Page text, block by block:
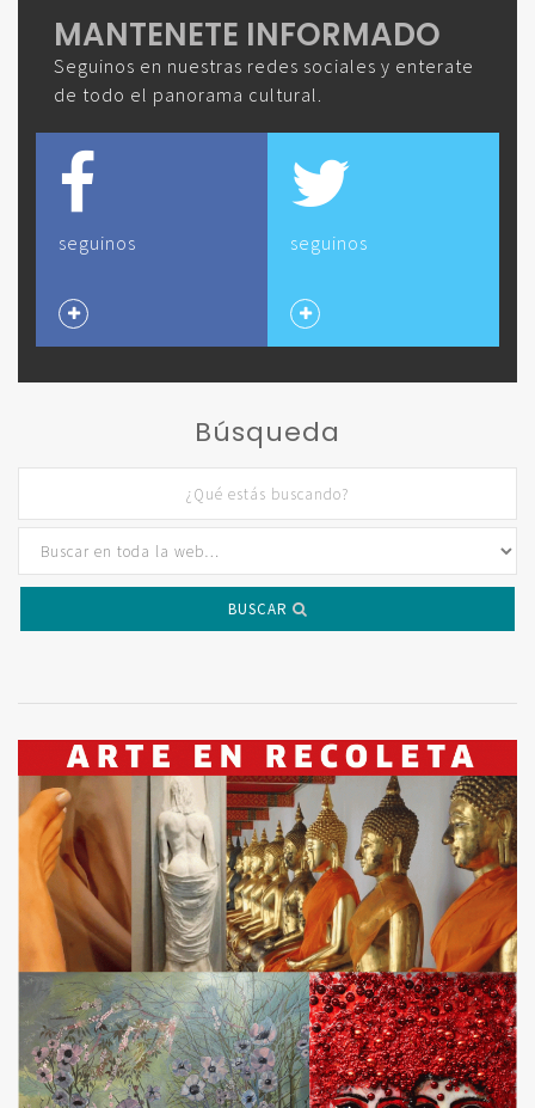
MANTENETE INFORMADO
Seguinos en nuestras redes sociales y enterate
de todo el panorama cultural.
seguinos seguinos
Búsqueda
BUSCAR